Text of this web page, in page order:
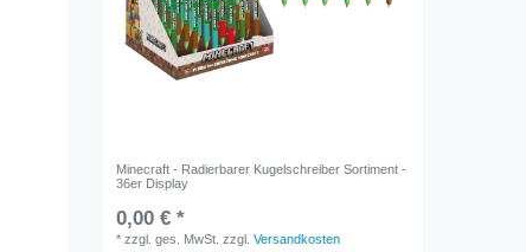
Minecraft - Radierbarer Kugelschreiber Sortiment -
36er Display
0,00 € *
*zzgl. ges. MwSt. zzgl.Versandkosten